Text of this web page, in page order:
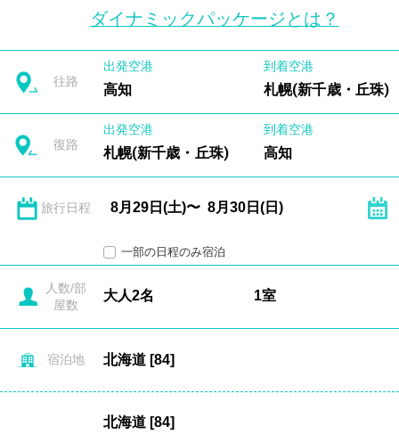
ダイナミックパッケージとは？
往路
出発空港
高知
到着空港
札幌(新千歳・丘珠)
復路
出発空港
札幌(新千歳・丘珠)
到着空港
高知
旅行日程
一部の日程のみ宿泊
人数/部
屋数
宿泊地